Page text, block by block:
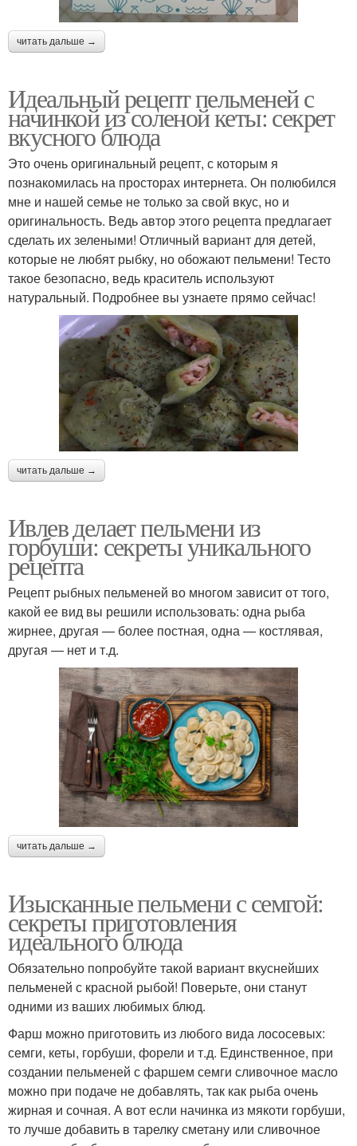
читать дальше →
Идеальный рецепт пельменей с
начинкой из соленой кеты: секрет
вкусного блюда
Это очень оригинальный рецепт, с которым я
познакомилась на просторах интернета. Он полюбился
мне и нашей семье не только за свой вкус, но и
оригинальность. Ведь автор этого рецепта предлагает
сделать их зелеными! Отличный вариант для детей,
которые не любят рыбку, но обожают пельмени! Тесто
такое безопасно, ведь краситель используют
натуральный. Подробнее вы узнаете прямо сейчас!
читать дальше →
Ивлев делает пельмени из
горбуши: секреты уникального
рецепта
Рецепт рыбных пельменей во многом зависит от того,
какой ее вид вы решили использовать: одна рыба
жирнее, другая — более постная, одна — костлявая,
другая — нет и т.д.
читать дальше →
Изысканные пельмени с семгой:
секреты приготовления
идеального блюда
Обязательно попробуйте такой вариант вкуснейших
пельменей с красной рыбой! Поверьте, они станут
одними из ваших любимых блюд.
Фарш можно приготовить из любого вида лососевых:
семги, кеты, горбуши, форели и т.д. Единственное, при
создании пельменей с фаршем семги сливочное масло
можно при подаче не добавлять, так как рыба очень
жирная и сочная. А вот если начинка из мякоти горбуши,
то лучше добавить в тарелку сметану или сливочное